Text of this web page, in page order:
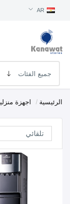
AR
الرئيسية / اجهزة